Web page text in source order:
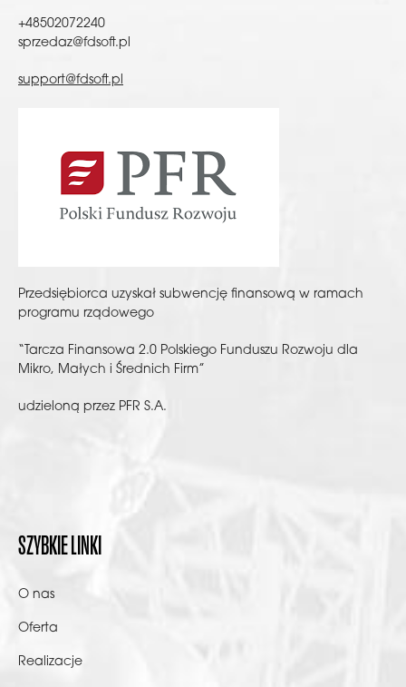
+48502072240
sprzedaz@fdsoft.pl
support@fdsoft.pl
Przedsiębiorca uzyskał subwencję finansową w ramach
programu rządowego
“Tarcza Finansowa 2.0 Polskiego Funduszu Rozwoju dla
Mikro, Małych i Średnich Firm”
udzieloną przez PFR S.A.
SZYBKIE LINKI
O nas
Oferta
Realizacje